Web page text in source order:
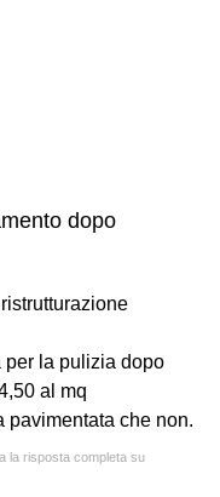
dopo
per la pulizia dopo
al mq
pavimentata che non.
la risposta completa su